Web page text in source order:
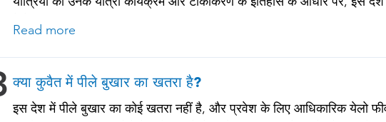
Read more
क्या कुवैत में पीले बुखार का खतरा है?
इस देश में पीले बुखार का कोई खतरा नहीं है, और प्रवेश के लिए आधिकारिक येलो